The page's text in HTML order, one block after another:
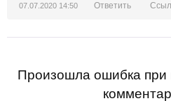
07.07.2020 14:50 Ответить
Произошла ошибка при